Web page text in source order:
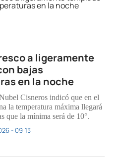
a ligeramente
bajas
en la noche
Cisneros indicó que en el
la temperatura máxima llegará
que la mínima será de 10°.
- 09:13